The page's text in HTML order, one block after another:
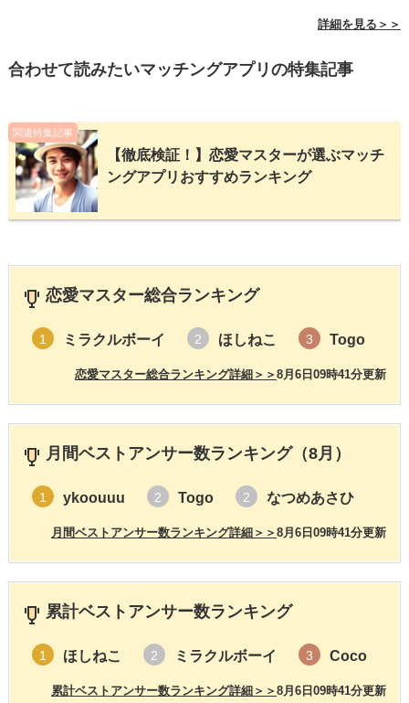
詳細を見る＞＞
合わせて読みたいマッチングアプリの特集記事
関連特集記事
【徹底検証！】恋愛マスターが選ぶマッチ
ングアプリおすすめランキング
恋愛マスター総合ランキング
1 ミラクルボーイ 2 ほしねこ 3 Togo
8月6日09時41分更新
恋愛マスター総合ランキング詳細＞＞
月間ベストアンサー数ランキング（8月）
1 ykoouuu 2 Togo 2 なつめあさひ
8月6日09時41分更新
月間ベストアンサー数ランキング詳細＞＞
累計ベストアンサー数ランキング
1 ほしねこ 2 ミラクルボーイ 3 Coco
8月6日09時41分更新
累計ベストアンサー数ランキング詳細＞＞